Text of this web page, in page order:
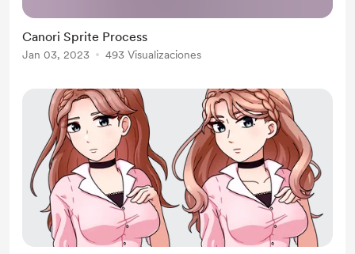
Canori Sprite Process
Jan 03, 2023 493 Visualizaciones